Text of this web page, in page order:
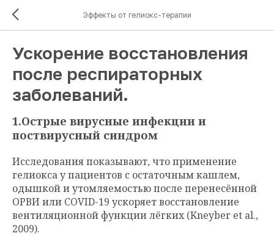
Эффекты от гелиокс-терапии
Ускорение восстановления
после респираторных
заболеваний.
1.Острые вирусные инфекции и
поствирусный синдром
Исследования показывают, что применение
гелиокса у пациентов с остаточным кашлем,
одышкой и утомляемостью после перенесённой
ОРВИ или COVID-19 ускоряет восстановление
вентиляционной функции лёгких (Kneyber et al.,
2009).